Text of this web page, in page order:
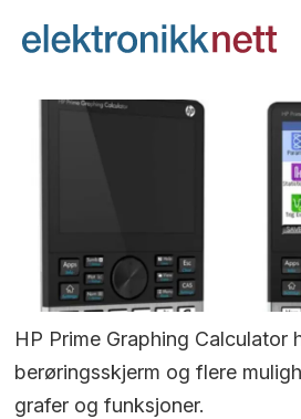
HP Prime Graphing Calculator
berøringsskjerm og flere
grafer og funksjoner.